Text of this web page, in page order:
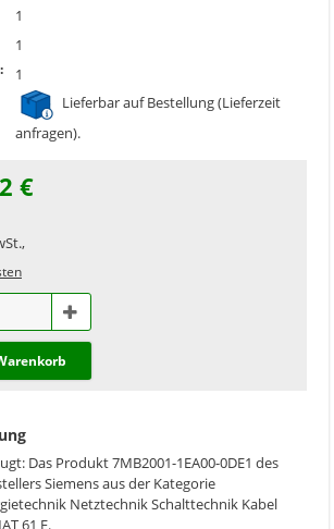
1
1
1
Lieferbar auf Bestellung (Lieferzeit
anfragen).
€
Das Produkt 7MB2001-1EA00-0DE1 des
Siemens aus der Kategorie
Netztechnik Schalttechnik Kabel
61 E.